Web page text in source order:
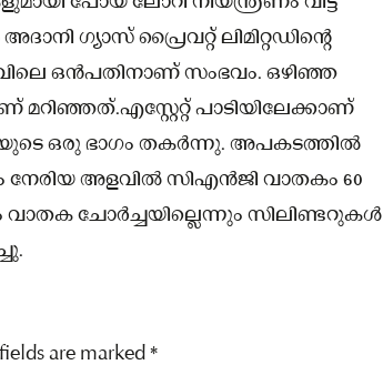
ഗ്യാസ് പ്രൈവറ്റ് ലിമിറ്റഡിന്റെ
ഒൻപതിനാണ് സംഭവം. ഒഴിഞ്ഞ
പാടിയിലേക്കാണ്
ഒരു ഭാഗം തകർന്നു. അപകടത്തിൽ
നേരിയ അളവിൽ സിഎൻജി വാതകം 60
ചോർച്ചയില്ലെന്നും സിലിണ്ടറുകൾ
are marked*